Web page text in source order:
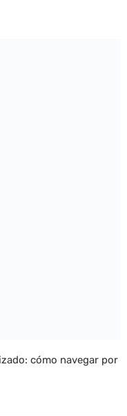
cómo navegar por